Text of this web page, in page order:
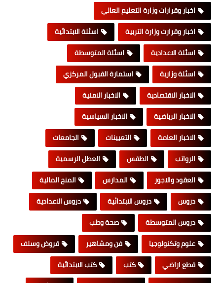
اخبار وقرارات وزارة التعليم العالي
اخبار وقرارت وزارة التربية
اسئلة الابتدائية
اسئلة الاعدادية
اسئلة المتوسطة
اسئلة وزارية
استمارة القبول المركزي
الاخبار الاقتصادية
الاخبار الامنية
الاخبار الرياضية
الاخبار السياسية
الاخبار العامة
التعيينات
الجامعات
الرواتب
الطقس
العطل الرسمية
العقود والاجور
المدارس
المنح المالية
دروس
دروس الابتدائية
دروس الاعدادية
دروس المتوسطة
صحة وطب
علوم وتكنولوجيا
فن ومشاهير
قروض وسلف
قطع اراضي
كتب
كتب الابتدائية